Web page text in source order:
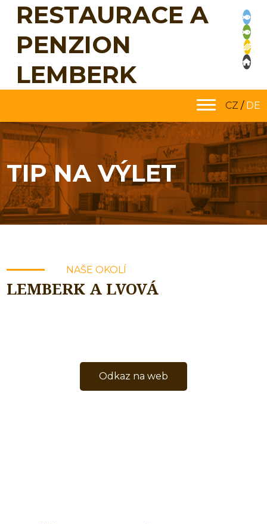
RESTAURACE A
PENZION
LEMBERK
CZ / DE
TIP NA VÝLET
NAŠE OKOLÍ
LEMBERK A LVOVÁ
Odkaz na web